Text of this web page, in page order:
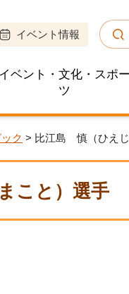
イベント情報
イベント・文化・スポー
ツ
ク > 比江島 慎（ひえ
こと）選手